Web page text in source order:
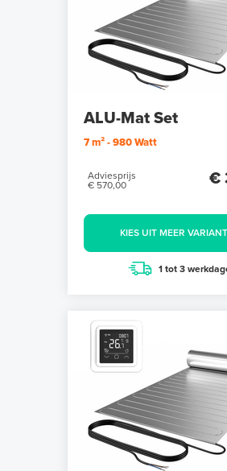
ALU-Mat Set
7 m² - 980 Watt
Adviesprijs
€ 570,00
€
KIES UIT MEER
1 tot 3